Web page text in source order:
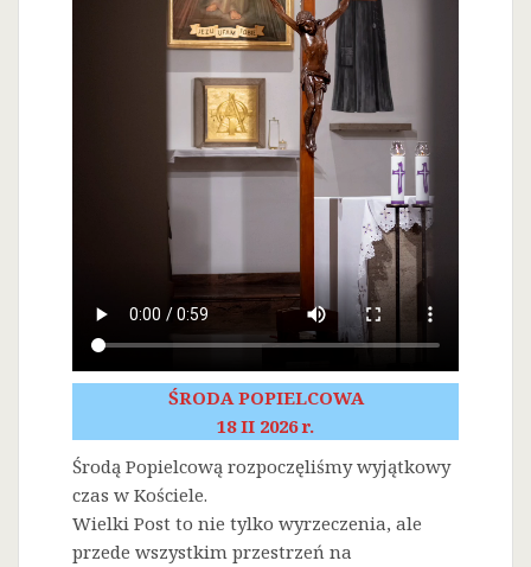
ŚRODA POPIELCOWA
18 II 2026 r.
Środą Popielcową rozpoczęliśmy wyjątkowy
czas w Kościele.
Wielki Post to nie tylko wyrzeczenia, ale
przede wszystkim przestrzeń na